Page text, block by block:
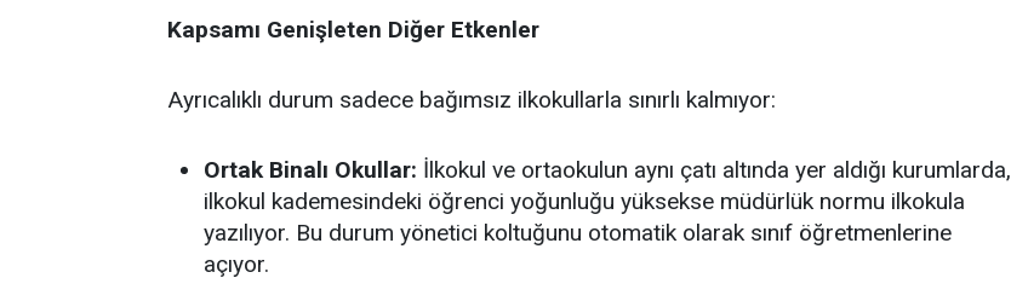
Kapsamı Genişleten Diğer Etkenler
Ayrıcalıklı durum sadece bağımsız ilkokullarla sınırlı kalmıyor:
Ortak Binalı Okullar: İlkokul ve ortaokulun aynı çatı altında yer aldığı kurumlarda,
ilkokul kademesindeki öğrenci yoğunluğu yüksekse müdürlük normu ilkokula
yazılıyor. Bu durum yönetici koltuğunu otomatik olarak sınıf öğretmenlerine
açıyor.